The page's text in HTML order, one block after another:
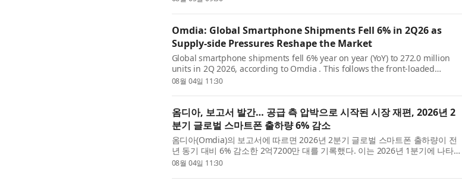
Omdia: Global Smartphone Shipments Fell 6% in 2Q26 as
Supply-side Pressures Reshape the Market
Global smartphone shipments fell 6% year on year (YoY) to 272.0 million
units in 2Q 2026, according to Omdia . This follows the front-loaded
demand seen in 1Q26 which gave way to the adjustment phase of the
08월 04일 11:30
옴디아, 보고서 발간… 공급 측 압박으로 시작된 시장 재편, 2026년 2
분기 글로벌 스마트폰 출하량 6% 감소
옴디아(Omdia)의 보고서에 따르면 2026년 2분기 글로벌 스마트폰 출하량이 전
년 동기 대비 6% 감소한 2억7200만 대를 기록했다. 이는 2026년 1분기에 나타났
던 선수요 효과가 메모리 비용 사이클의 조정 국면으로 전환된 데 따른 것이다. 지
08월 04일 11:30